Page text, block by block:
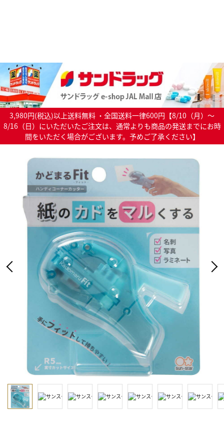
3,980円(税込)以上送料無料 ・全国送料一律600円【8/10（月）～
8/16（日）にいただいたご注文は、通常よりも商品の発送までにお時
間をいただく場合がございます。予めご了承ください】